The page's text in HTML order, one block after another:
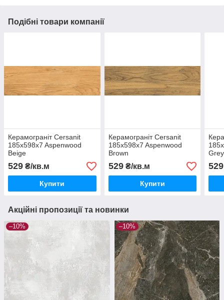
Подібні товари компанії
Керамограніт Cersanit
185x598x7 Aspenwood
Beige
529 ₴/кв.м
Купити
Керамограніт Cersanit
185x598x7 Aspenwood
Brown
529₴/кв.м
Купити
Grey
529
Акційні пропозиції та новинки
–10% –10%